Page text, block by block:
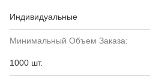
Индивидуальные
Минимальный Объем Заказа:
1000 шт.